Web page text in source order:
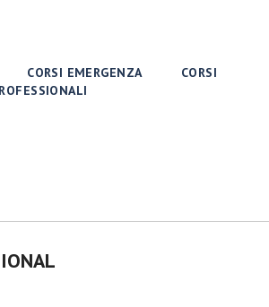
CORSI EMERGENZA
CORSI